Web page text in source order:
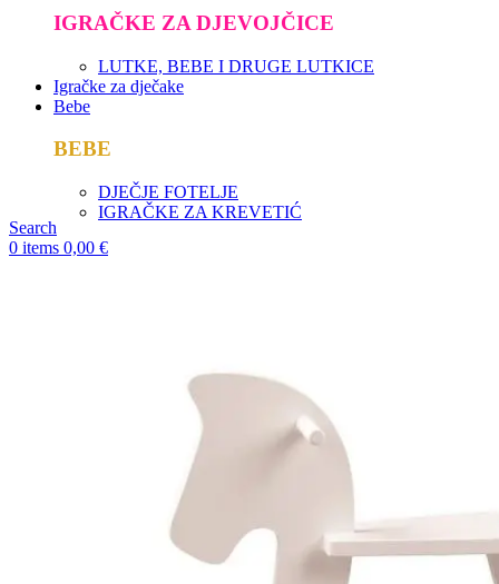
IGRAČKE ZA DJEVOJČICE
LUTKE, BEBE I DRUGE LUTKICE
Igračke za dječake
Bebe
BEBE
DJEČJE FOTELJE
IGRAČKE ZA KREVETIĆ
Search
0 items 0,00 €